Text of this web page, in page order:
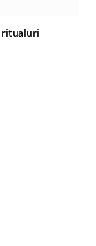
ritualuri